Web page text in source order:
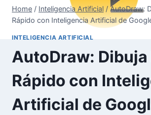
Home / Inteligencia Artificial / AutoDraw:
Rápido con Inteligencia Artificial de
INTELIGENCIA ARTIFICIAL
AutoDraw: Dibuja
Rápido con
Artificial de